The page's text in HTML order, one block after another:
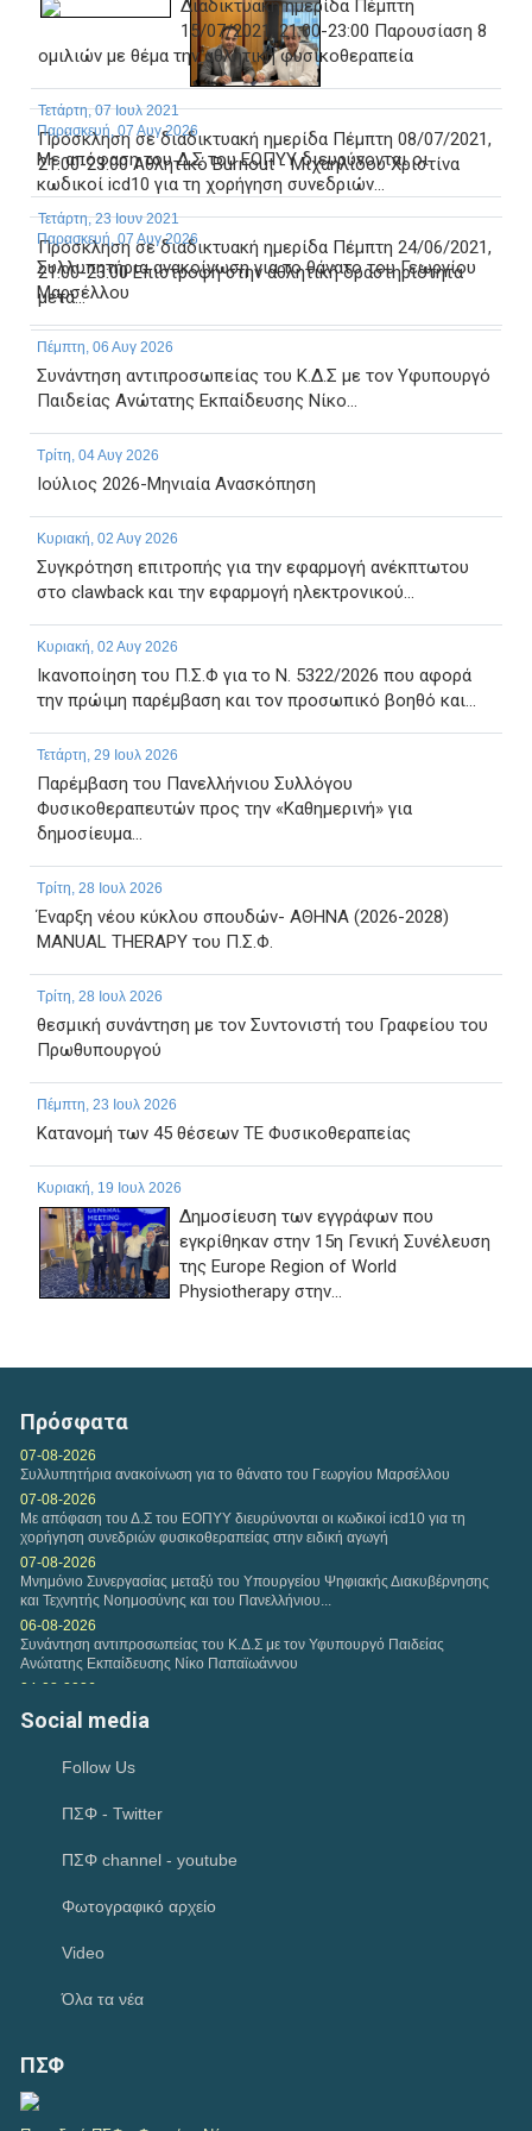
Διαδικτυακή ημερίδα Πέμπτη
15/07/2021, 21:00-23:00 Παρουσίαση 8
ομιλιών με θέμα την αθλητική φυσικοθεραπεία
Τετάρτη, 07 Ιουλ 2021
Πρόσκληση σε διαδικτυακή ημερίδα Πέμπτη 08/07/2021,
21:00-23:00 Aθλητικό Burnout - Μιχαηλίδου Χριστίνα
Τετάρτη, 23 Ιουν 2021
Πρόσκληση σε διαδικτυακή ημερίδα Πέμπτη 24/06/2021,
21:00-23:00 Επιστροφή στην αθλητική δραστηριότητα
μετά...
Παρασκευή, 07 Αυγ 2026
Με απόφαση του Δ.Σ του ΕΟΠΥΥ διευρύνονται οι
κωδικοί icd10 για τη χορήγηση συνεδριών...
Παρασκευή, 07 Αυγ 2026
Συλλυπητήρια ανακοίνωση για το θάνατο του Γεωργίου
Μαρσέλλου
Πέμπτη, 06 Αυγ 2026
Συνάντηση αντιπροσωπείας του Κ.Δ.Σ με τον Υφυπουργό
Παιδείας Ανώτατης Εκπαίδευσης Νίκο...
Τρίτη, 04 Αυγ 2026
Ιούλιος 2026-Μηνιαία Ανασκόπηση
Κυριακή, 02 Αυγ 2026
Συγκρότηση επιτροπής για την εφαρμογή ανέκπτωτου
στο clawback και την εφαρμογή ηλεκτρονικού...
Κυριακή, 02 Αυγ 2026
Ικανοποίηση του Π.Σ.Φ για το Ν. 5322/2026 που αφορά
την πρώιμη παρέμβαση και τον προσωπικό βοηθό και...
Τετάρτη, 29 Ιουλ 2026
Παρέμβαση του Πανελλήνιου Συλλόγου
Φυσικοθεραπευτών προς την «Καθημερινή» για
δημοσίευμα...
Τρίτη, 28 Ιουλ 2026
Έναρξη νέου κύκλου σπουδών- ΑΘΗΝΑ (2026-2028)
MANUAL THERAPY του Π.Σ.Φ.
Τρίτη, 28 Ιουλ 2026
θεσμική συνάντηση με τον Συντονιστή του Γραφείου του
Πρωθυπουργού
Πέμπτη, 23 Ιουλ 2026
Κατανομή των 45 θέσεων ΤΕ Φυσικοθεραπείας
Κυριακή, 19 Ιουλ 2026
Δημοσίευση των εγγράφων που
εγκρίθηκαν στην 15η Γενική Συνέλευση
της Europe Region of World
Physiotherapy στην...
ΠΑΡΑΤΑΣΗ ΗΜΕΡΟΜΗΝΙΑΣ ΥΠΟΒΟΛΗΣ
ΕΚΔΗΛΩΣΗΣ ΕΝΔΙΑΦΕΡΟΝΤΟΣ...
Τετάρτη, 15 Ιουλ 2026
ΠΡΟΣΦΟΡΑ EPSILONNET ΣΤΟΝ ΠΣΦ ΓΙΑ ΤΟ ΛΟΓΙΣΜΙΚΟ
ΨΗΦΙΑΚΗΣ ΚΑΡΤΑΣ EPSILON SMART ERGANI
Πρόσφατα
07-08-2026
Συλλυπητήρια ανακοίνωση για το θάνατο του Γεωργίου Μαρσέλλου
07-08-2026
Με απόφαση του Δ.Σ του ΕΟΠΥΥ διευρύνονται οι κωδικοί icd10 για τη
χορήγηση συνεδριών φυσικοθεραπείας στην ειδική αγωγή
07-08-2026
Μνημόνιο Συνεργασίας μεταξύ του Υπουργείου Ψηφιακής Διακυβέρνησης
και Τεχνητής Νοημοσύνης και του Πανελλήνιου...
06-08-2026
Συνάντηση αντιπροσωπείας του Κ.Δ.Σ με τον Υφυπουργό Παιδείας
Ανώτατης Εκπαίδευσης Νίκο Παπαϊωάννου
04-08-2026
Ιούλιος 2026-Μηνιαία Ανασκόπηση
02-08-2026
παρέμβαση και τον προσωπικό βοηθό και παρέμβαση για την...
Συγκρότηση επιτροπής για την εφαρμογή ανέκπτωτου στο clawback και
29-07-2026
«Καθημερινή» για δημοσίευμα σχετικά με τους...
του Π.Σ.Φ.
19-07-2026
Δημοσίευση των εγγράφων που εγκρίθηκαν στην 15η Γενική Συνέλευση
της Europe Region of World Physiotherapy στην Πρίστινα του Κοσόβου
Social media
Follow Us
ΠΣΦ - Twitter
ΠΣΦ channel - youtube
Φωτογραφικό αρχείο
Video
Όλα τα νέα
ΠΣΦ